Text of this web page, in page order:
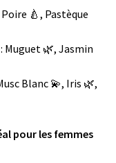
Poire 🍐, Pastèque
: Muguet 🌿, Jasmin
Blanc 💫, Iris 🌿,
pour les femmes